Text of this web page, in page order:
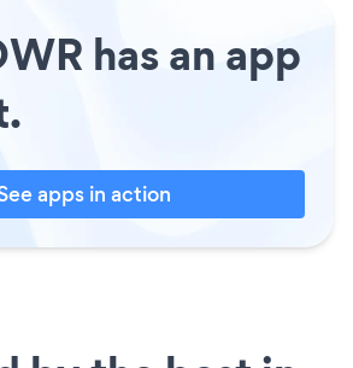
has an app
apps in action